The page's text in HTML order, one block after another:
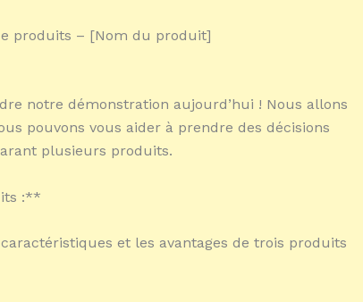
produits – [Nom du produit]
notre démonstration aujourd’hui ! Nous allons
pouvons vous aider à prendre des décisions
plusieurs produits.
:**
et les avantages de trois produits